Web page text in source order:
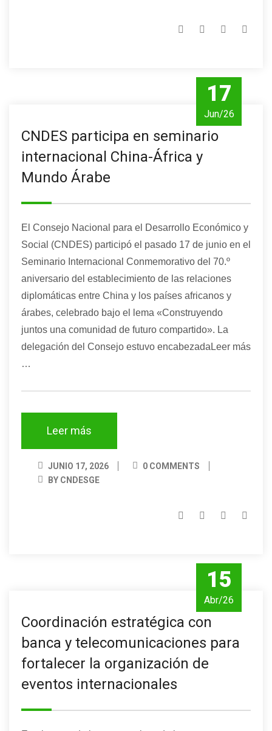
17
Jun/26
CNDES participa en seminario
internacional China-África y
Mundo Árabe
El Consejo Nacional para el Desarrollo Económico y
Social (CNDES) participó el pasado 17 de junio en el
Seminario Internacional Conmemorativo del 70.º
aniversario del establecimiento de las relaciones
diplomáticas entre China y los países africanos y
árabes, celebrado bajo el lema «Construyendo
juntos una comunidad de futuro compartido». La
delegación del Consejo estuvo encabezadaLeer más
…
Leer más
JUNIO 17, 2026
0 COMMENTS
BY CNDESGE
15
Abr/26
Coordinación estratégica con
banca y telecomunicaciones para
fortalecer la organización de
eventos internacionales